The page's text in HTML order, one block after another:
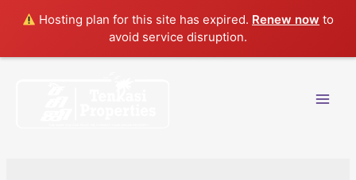
Hosting plan for this site has expired. Renew now to
avoid service disruption.